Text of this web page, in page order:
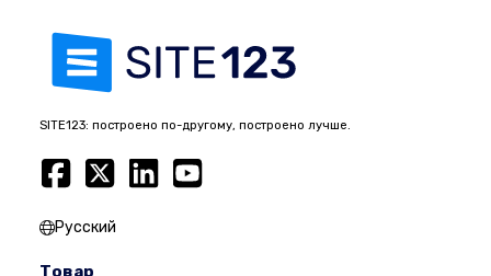
SITE123: построено по-другому, построено лучше.
Русский
Товар